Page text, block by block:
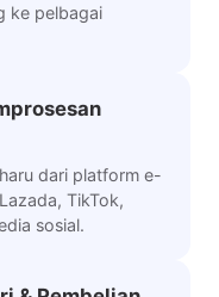
ke pelbagai
dari platform e-
TikTok,
sosial.